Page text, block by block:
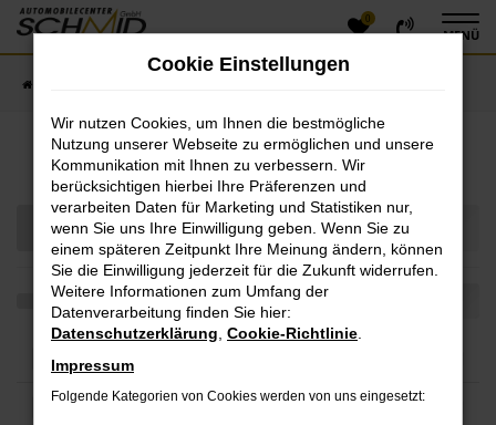
Zum
Hauptinhalt
0
MENÜ
Fahrzeug-Showroom
Cookie Einstellungen
Wir nutzen Cookies, um Ihnen die bestmögliche
Nutzung unserer Webseite zu ermöglichen und unsere
Kommunikation mit Ihnen zu verbessern. Wir
berücksichtigen hierbei Ihre Präferenzen und
verarbeiten Daten für Marketing und Statistiken nur,
wenn Sie uns Ihre Einwilligung geben. Wenn Sie zu
einem späteren Zeitpunkt Ihre Meinung ändern, können
Sie die Einwilligung jederzeit für die Zukunft widerrufen.
Weitere Informationen zum Umfang der
Datenverarbeitung finden Sie hier:
Datenschutzerklärung Cookie-Richtlinie
Impressum
Folgende Kategorien von Cookies werden von uns eingesetzt: